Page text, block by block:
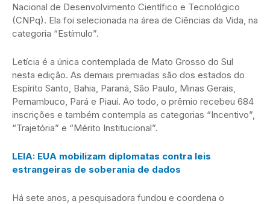
Nacional de Desenvolvimento Científico e Tecnológico
(CNPq). Ela foi selecionada na área de Ciências da Vida, na
categoria “Estímulo”.
Letícia é a única contemplada de Mato Grosso do Sul
nesta edição. As demais premiadas são dos estados do
Espírito Santo, Bahia, Paraná, São Paulo, Minas Gerais,
Pernambuco, Pará e Piauí. Ao todo, o prêmio recebeu 684
inscrições e também contempla as categorias “Incentivo”,
“Trajetória” e “Mérito Institucional”.
LEIA: EUA mobilizam diplomatas contra leis
estrangeiras de soberania de dados
Há sete anos, a pesquisadora fundou e coordena o